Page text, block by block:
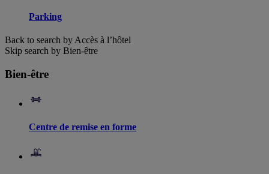
Parking
Back to search by Accès à l’hôtel
Skip search by Bien-être
Bien-être
Centre de remise en forme